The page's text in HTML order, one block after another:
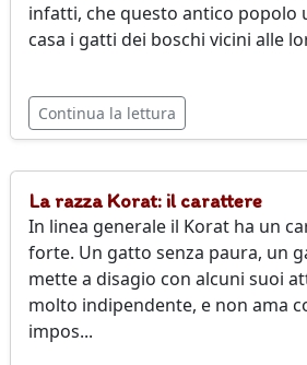
infatti, che questo antico popolo
casa i gatti dei boschi vicini alle
Continua la lettura
La razza Korat: il carattere
In linea generale il Korat ha un
forte. Un gatto senza paura, un
mette a disagio con alcuni suoi
molto indipendente, e non ama
impos...